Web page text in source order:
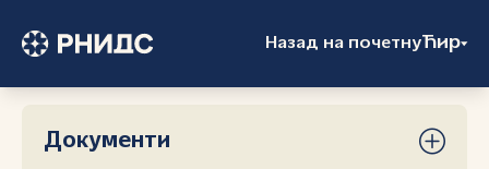
Назад на почетнуЋир
Документи